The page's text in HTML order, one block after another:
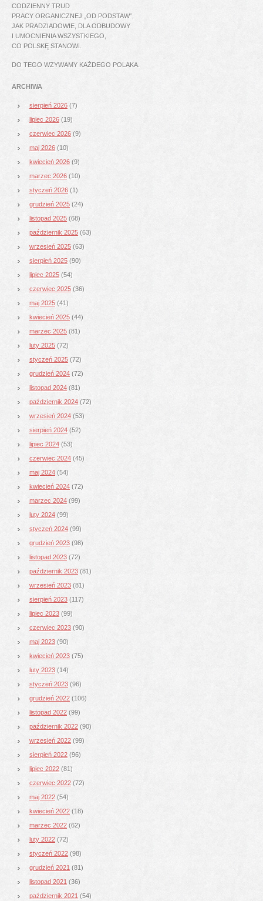
CODZIENNY TRUD
PRACY ORGANICZNEJ „OD PODSTAW”,
JAK PRADZIADOWIE, DLA ODBUDOWY
I UMOCNIENIA WSZYSTKIEGO,
CO POLSKĘ STANOWI.
DO TEGO WZYWAMY KAŻDEGO POLAKA.
ARCHIWA
sierpień 2026 (7)
lipiec 2026 (19)
czerwiec 2026 (9)
maj 2026 (10)
kwiecień 2026 (9)
marzec 2026 (10)
styczeń 2026 (1)
grudzień 2025 (24)
listopad 2025 (68)
październik 2025 (63)
wrzesień 2025 (63)
sierpień 2025 (90)
lipiec 2025 (54)
czerwiec 2025 (36)
maj 2025 (41)
kwiecień 2025 (44)
marzec 2025 (81)
luty 2025 (72)
styczeń 2025 (72)
grudzień 2024 (72)
listopad 2024 (81)
październik 2024 (72)
wrzesień 2024 (53)
sierpień 2024 (52)
lipiec 2024 (53)
czerwiec 2024 (45)
maj 2024 (54)
kwiecień 2024 (72)
marzec 2024 (99)
luty 2024 (99)
styczeń 2024 (99)
grudzień 2023 (98)
listopad 2023 (72)
październik 2023 (81)
wrzesień 2023 (81)
sierpień 2023 (117)
lipiec 2023 (99)
czerwiec 2023 (90)
maj 2023 (90)
kwiecień 2023 (75)
luty 2023 (14)
styczeń 2023 (96)
grudzień 2022 (106)
listopad 2022 (99)
październik 2022 (90)
wrzesień 2022 (99)
sierpień 2022 (96)
lipiec 2022 (81)
czerwiec 2022 (72)
maj 2022 (54)
kwiecień 2022 (18)
marzec 2022 (62)
luty 2022 (72)
styczeń 2022 (98)
grudzień 2021 (81)
listopad 2021 (36)
październik 2021 (54)